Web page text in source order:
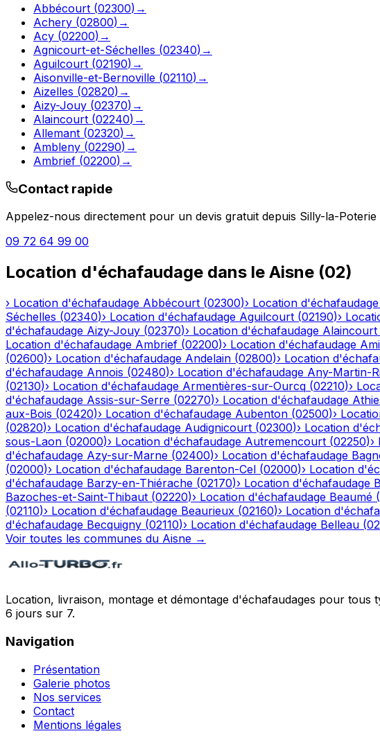
Abbécourt (02300) →
Achery (02800) →
Acy (02200) →
Agnicourt-et-Séchelles (02340) →
Aguilcourt (02190) →
Aisonville-et-Bernoville (02110) →
Aizelles (02820) →
Aizy-Jouy (02370) →
Alaincourt (02240) →
Allemant (02320) →
Ambleny (02290) →
Ambrief (02200) →
Contact rapide
Appelez-nous directement pour un devis gratuit depuis Silly-la-Poterie
09 72 64 99 00
Location d'échafaudage dans le Aisne (02)
› Location d'échafaudage Abbécourt (02300)› Location d'échafaudage
Séchelles (02340)› Location d'échafaudage Aguilcourt (02190)›
d'échafaudage Aizy-Jouy (02370)› Location d'échafaudage Alaincourt
Location d'échafaudage Ambrief (02200)› Location d'échafaudage
(02600)› Location d'échafaudage Andelain (02800)› Location
d'échafaudage Annois (02480)› Location d'échafaudage Any-Martin-
(02130)› Location d'échafaudage Armentières-sur-Ourcq (02210)›
d'échafaudage Assis-sur-Serre (02270)› Location d'échafaudage
aux-Bois (02420)› Location d'échafaudage Aubenton (02500)›
(02820)› Location d'échafaudage Audignicourt (02300)› Location
sous-Laon (02000)› Location d'échafaudage Autremencourt (02250)›
d'échafaudage Azy-sur-Marne (02400)› Location d'échafaudage
(02000)› Location d'échafaudage Barenton-Cel (02000)› Location
d'échafaudage Barzy-en-Thiérache (02170)› Location d'échafaudage
Bazoches-et-Saint-Thibaut (02220)› Location d'échafaudage Beaumé (
(02110)› Location d'échafaudage Beaurieux (02160)› Location
d'échafaudage Becquigny (02110)› Location d'échafaudage Belleau (
Voir toutes les communes du Aisne →
Location, livraison, montage et démontage d'échafaudages pour
6 jours sur 7.
Navigation
Présentation
Galerie photos
Nos services
Contact
Mentions légales